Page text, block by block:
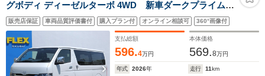
グボディ ディーゼルターボ 4WD 新車ダークプライム
2 フロントスポイラー サイドステップ リアディフェ
ーサー 両側パワースライドドア 089パールホワイト
バイビームヘットライト 1インチローダウン デルフ06
アルミ ベット付き
販売店保証 車両品質評価書付 購入プラン付 オンライン相談可 360°画像付
支払総額
596.4万円
本体価格
569.8万円
年式 2026年 走行 11km